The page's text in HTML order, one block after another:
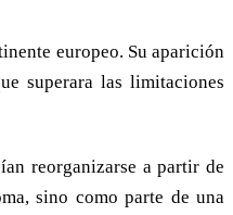
europeo. Su aparición
superara las limitaciones
reorganizarse a partir de
sino como parte de una